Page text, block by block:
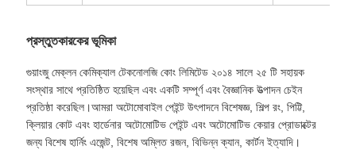
প্রস্তুতকারকের ভূমিকা
গুয়াংজু মেক্লন কেমিক্যাল টেকনোলজি কোং লিমিটেড ২০১৪ সালে ২৫ টি সহায়ক
সংস্থার সাথে প্রতিষ্ঠিত হয়েছিল এবং একটি সম্পূর্ণ এবং বৈজ্ঞানিক উত্পাদন চেইন
প্রতিষ্ঠা করেছিল।আমরা অটোমোবাইল পেইন্ট উৎপাদনে বিশেষজ্ঞ, শিল্প রং, পিট্টি,
ক্লিয়ার কোট এবং হার্ডেনার অটোমোটিভ পেইন্ট এবং অটোমোটিভ কেয়ার প্রোডাক্টের
জন্য বিশেষ হার্নিং এজেন্ট, বিশেষ অম্লিত রজন, বিভিন্ন ক্যান, কার্টন ইত্যাদি।